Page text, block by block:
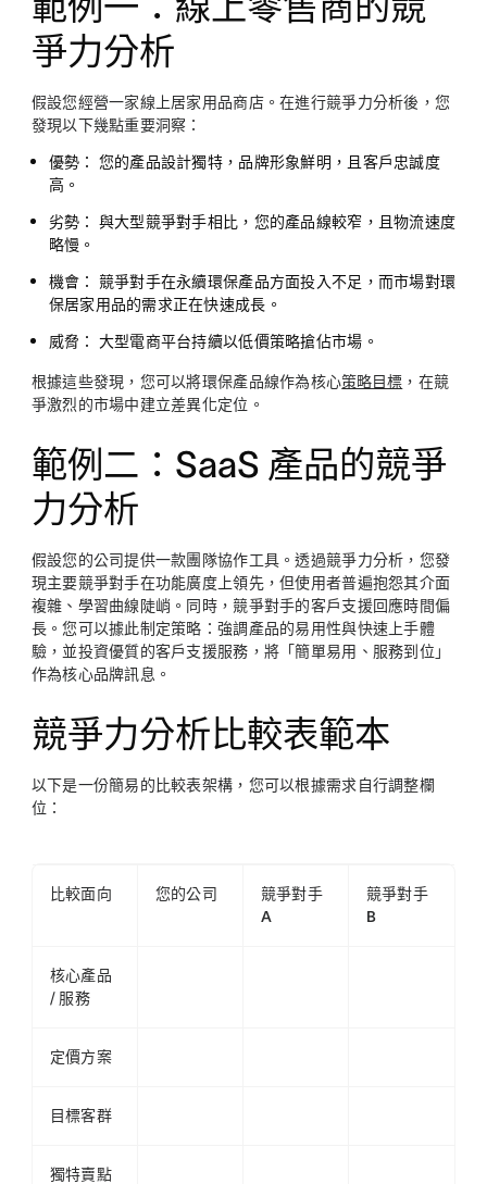
爭力分析
假設您經營一家線上居家用品商店。在進行競爭力分析後，您
發現以下幾點重要洞察：
優勢：
您的產品設計獨特，品牌形象鮮明，且客戶忠誠度
高。
劣勢：
與大型競爭對手相比，您的產品線較窄，且物流速度
略慢。
機會：
競爭對手在永續環保產品方面投入不足，而市場對環
保居家用品的需求正在快速成長。
威脅： 大型電商平台持續以低價策略搶佔市場。
根據這些發現，您可以將環保產品線作為核心策略目標 ，在競
爭激烈的市場中建立差異化定位。
範例二：SaaS 產品的競爭
力分析
假設您的公司提供一款團隊協作工具。透過競爭力分析，您發
現主要競爭對手在功能廣度上領先，但使用者普遍抱怨其介面
複雜、學習曲線陡峭。同時，競爭對手的客戶支援回應時間偏
長。您可以據此制定策略：強調產品的易用性與快速上手體
驗，並投資優質的客戶支援服務，將「簡單易用、服務到位」
作為核心品牌訊息。
競爭力分析比較表範本
以下是一份簡易的比較表架構，您可以根據需求自行調整欄
位：
比較面向 您的公司
競爭對手
A
競爭對手
B
核心產品
/ 服務
定價方案
目標客群
獨特賣點